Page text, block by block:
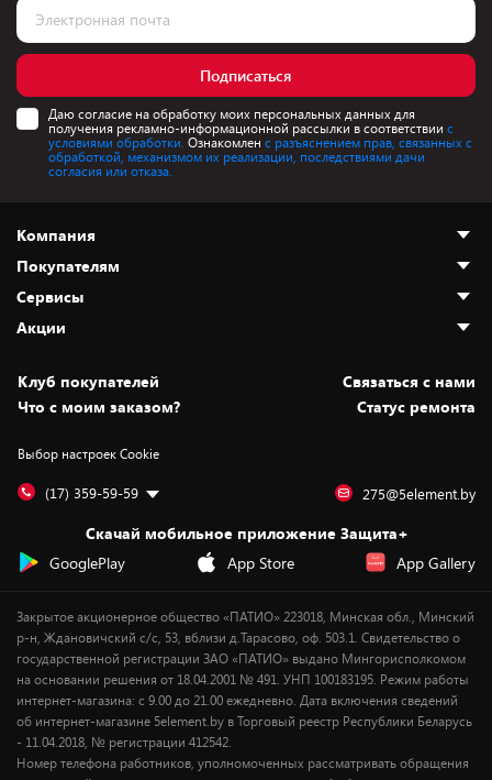
Подписаться
Даю согласие на обработку моих персональных данных для
получения рекламно-информационной рассылки в соответствии с
условиями обработки. Ознакомлен с разъяснением прав, связанных с
обработкой, механизмом их реализации, последствиями дачи
согласия или отказа.
Компания
О нас
Адреса магазинов
Новости
Статьи и обзоры
Вакансии
Дай пять добру!
Покупателям
Как сделать заказ
Оплата и доставка
Безналичный расчёт
Обмен и возврат товара
Обработка персональных данных
Подарочные карты
Сервисы
Установка техники
Для игровых консолей
Для мобильных устройств
Для компьютеров
Сервисные центры
Акции
Скидки и промокоды
Белорусские товары
Бонусы
Оплата частями
Уценка
Клуб покупателей
Cвязаться с нами
Что с моим заказом?
Статус ремонта
Выбор настроек Cookie
(17) 359-59-59 275@5element.by
Скачай мобильное приложение Защита+
GooglePlay
App Store App Gallery
Закрытое акционерное общество «ПАТИО» 223018, Минская обл., Минский
р-н, Ждановичский с/с, 53, вблизи д.Тарасово, оф. 503.1. Свидетельство о
государственной регистрации ЗАО «ПАТИО» выдано Мингорисполкомом
на основании решения от 18.04.2001 № 491. УНП 100183195. Режим работы
интернет-магазина: с 9.00 до 21.00 ежедневно. Дата включения сведений
об интернет-магазине 5element.by в Торговый реестр Республики Беларусь
- 11.04.2018, № регистрации 412542.
Номер телефона работников, уполномоченных рассматривать обращения